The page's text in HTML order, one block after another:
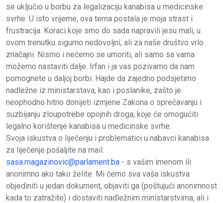
se uključio u borbu za legalizaciju kanabisa u medicinske
svrhe. U isto vrijeme, ova tema postala je moja strast i
frustracija. Koraci koje smo do sada napravili jesu mali, u
ovom trenutku sigurno nedovoljni, ali za naše društvo vrlo
značajni. Nismo i nećemo se umoriti, ali samo sa vama
možemo nastaviti dalje. Irfan i ja vas pozivamo da nam
pomognete u daljoj borbi. Hajde da zajedno podsjetimo
nadležne iz ministarstava, kao i poslanike, zašto je
neophodno hitno donijeti izmjene Zakona o sprečavanju i
suzbijanju zloupotrebe opojnih droga, koje će omogućiti
legalno korištenje kanabisa u medicinske svrhe.
Svoja iskustva o liječenju i problematici u nabavci kanabisa
za liječenje pošaljite na mail:
sasa.magazinovic@parlament.ba - s vašim imenom ili
anonimno ako tako želite. Mi ćemo sva vaša iskustva
objediniti u jedan dokument, objaviti ga (poštujući anonimnost
kada to zatražite) i dostaviti nadležnim ministarstvima, ali i